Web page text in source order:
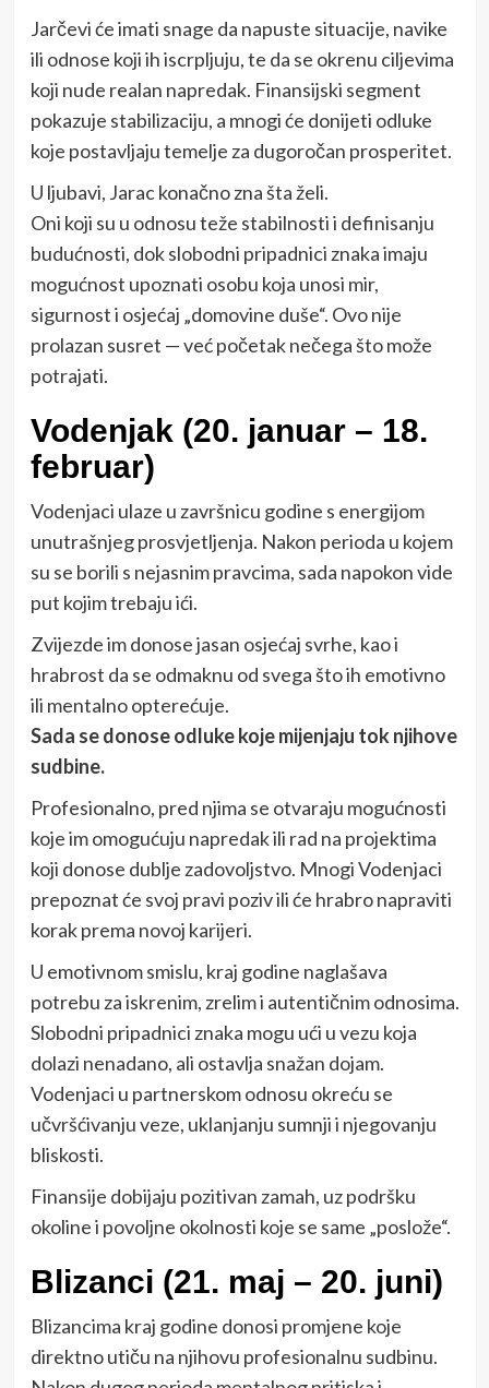
Jarčevi će imati snage da napuste situacije, navike
ili odnose koji ih iscrpljuju, te da se okrenu ciljevima
koji nude realan napredak. Finansijski segment
pokazuje stabilizaciju, a mnogi će donijeti odluke
koje postavljaju temelje za dugoročan prosperitet.
U ljubavi, Jarac konačno zna šta želi.
Oni koji su u odnosu teže stabilnosti i definisanju
budućnosti, dok slobodni pripadnici znaka imaju
mogućnost upoznati osobu koja unosi mir,
sigurnost i osjećaj „domovine duše“. Ovo nije
prolazan susret — već početak nečega što može
potrajati.
Vodenjak (20. januar – 18.
februar)
Vodenjaci ulaze u završnicu godine s energijom
unutrašnjeg prosvjetljenja. Nakon perioda u kojem
su se borili s nejasnim pravcima, sada napokon vide
put kojim trebaju ići.
Zvijezde im donose jasan osjećaj svrhe, kao i
hrabrost da se odmaknu od svega što ih emotivno
ili mentalno opterećuje.
Sada se donose odluke koje mijenjaju tok njihove
sudbine.
Profesionalno, pred njima se otvaraju mogućnosti
koje im omogućuju napredak ili rad na projektima
koji donose dublje zadovoljstvo. Mnogi Vodenjaci
prepoznat će svoj pravi poziv ili će hrabro napraviti
korak prema novoj karijeri.
U emotivnom smislu, kraj godine naglašava
potrebu za iskrenim, zrelim i autentičnim odnosima.
Slobodni pripadnici znaka mogu ući u vezu koja
dolazi nenadano, ali ostavlja snažan dojam.
Vodenjaci u partnerskom odnosu okreću se
učvršćivanju veze, uklanjanju sumnji i njegovanju
bliskosti.
Finansije dobijaju pozitivan zamah, uz podršku
okoline i povoljne okolnosti koje se same „poslože“.
Blizanci (21. maj – 20. juni)
Blizancima kraj godine donosi promjene koje
direktno utiču na njihovu profesionalnu sudbinu.